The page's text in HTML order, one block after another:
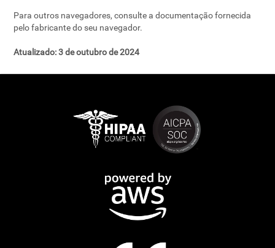
Para outros navegadores, consulte a documentação fornecida
pelo fabricante do seu navegador.
Atualizado: 3 de outubro de 2024